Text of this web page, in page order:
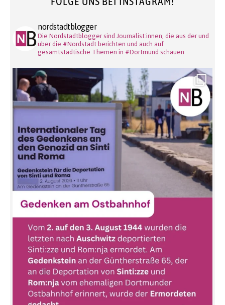
nordstadtblogger
Die Nordstadtblogger sind Journalist:innen, die aus der und
über die #Nordstadt berichten und auch auf
gesamtstädtische Themen in #Dortmund schauen